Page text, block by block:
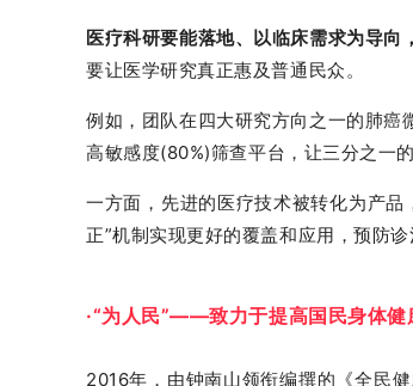
医疗科研要能落地、以临床需求为导向
要让医学研究真正惠及普通民众。
例如，团队在四大研究方向之一的肺癌
高敏感度(80%)筛查平台，让三分之一
一方面，先进的医疗技术被转化为产
正”机制实现更好的覆盖和应用，预防
·“为人民”——致力于提高国民身体健
2016年，由钟南山领衔编撰的《全民